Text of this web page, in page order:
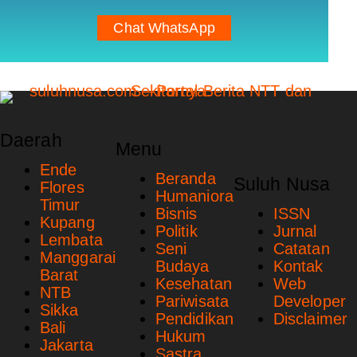
Chat WhatsApp
Daerah
Ende
Flores
Timur
Kupang
Lembata
Manggarai
Barat
NTB
Sikka
Bali
Jakarta
Menu
Beranda
Humaniora
Bisnis
Politik
Seni
Budaya
Kesehatan
Pariwisata
Pendidikan
Hukum
Suluh Nusa
ISSN
Jurnal
Catatan
Kontak
Web
Developer
Disclaimer